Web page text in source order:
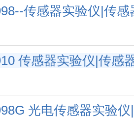
传感器实验仪|传
传感器实验仪|传感
光电传感器实验